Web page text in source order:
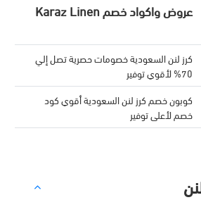
عروض واكواد خصم Karaz Linen
كرز لنن السعودية خصومات حصرية تصل إلي
70% لأقوي توفير
كوبون خصم كرز لنن السعودية أقوي كود
خصم لأعلى توفير